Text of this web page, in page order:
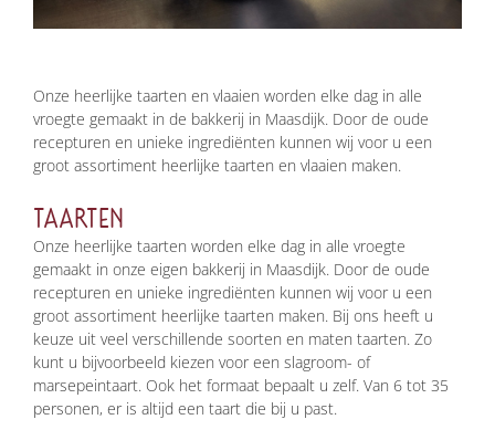
Onze heerlijke taarten en vlaaien worden elke dag in alle
vroegte gemaakt in de bakkerij in Maasdijk. Door de oude
recepturen en unieke ingrediënten kunnen wij voor u een
groot assortiment heerlijke taarten en vlaaien maken.
TAARTEN
Onze heerlijke taarten worden elke dag in alle vroegte
gemaakt in onze eigen bakkerij in Maasdijk. Door de oude
recepturen en unieke ingrediënten kunnen wij voor u een
groot assortiment heerlijke taarten maken. Bij ons heeft u
keuze uit veel verschillende soorten en maten taarten. Zo
kunt u bijvoorbeeld kiezen voor een slagroom- of
marsepeintaart. Ook het formaat bepaalt u zelf. Van 6 tot 35
personen, er is altijd een taart die bij u past.